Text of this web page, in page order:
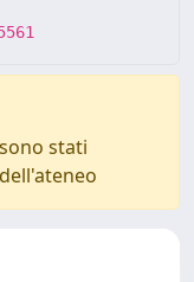
stati